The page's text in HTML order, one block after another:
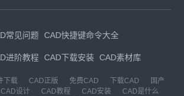
常见问题 CAD快捷键命令大全
进阶教程 CAD下载安装 CAD素材库
下载 CAD正版 免费CAD 下载CAD
国产
CAD设计 CAD教程 CAD安装
CAD是什么